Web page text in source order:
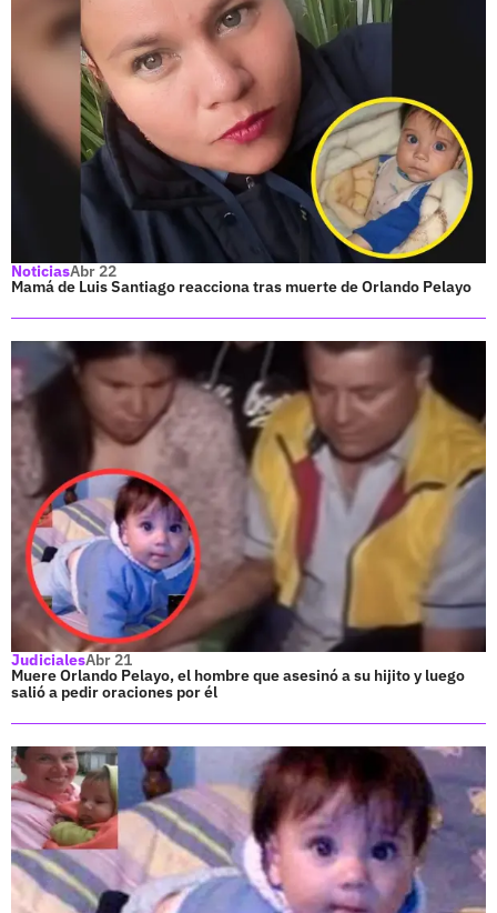
NoticiasAbr 22
Mamá de Luis Santiago reacciona tras muerte de Orlando Pelayo
JudicialesAbr 21
Muere Orlando Pelayo, el hombre que asesinó a su hijito y luego
salió a pedir oraciones por él